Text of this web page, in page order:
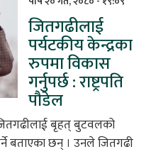
जितगढीलाई
पर्यटकीय केन्द्रका
रुपमा विकास
गर्नुपर्छ : राष्ट्रपति
पौडेल
जितगढीलाई बृहत् बुटवलको
बताएका छन् । उनले जितगढी